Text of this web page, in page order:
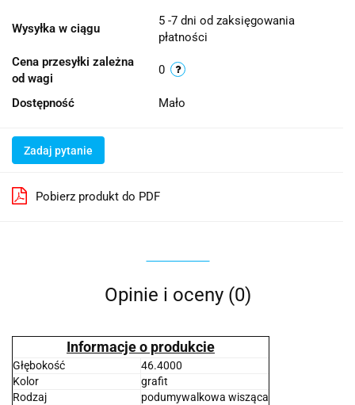
Wysyłka w ciągu
5 -7 dni od zaksięgowania
płatności
Cena przesyłki zależna
od wagi
0
Dostępność Mało
Zadaj pytanie
Pobierz produkt do PDF
Opinie i oceny (0)
Informacje o produkcie
Głębokość
46.4000
Kolor
grafit
Rodzaj
podumywalkowa wisząca